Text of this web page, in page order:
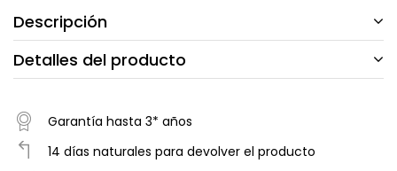
Descripción
Detalles del producto
Garantía hasta 3* años
14 días naturales para devolver el producto